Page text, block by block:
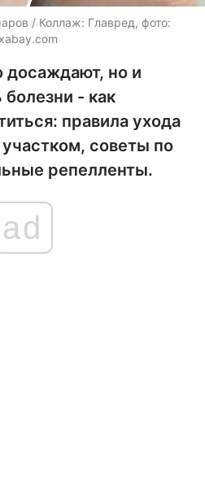
/ Коллаж: Главред, фото:
досаждают, но и
- как
правила ухода
советы по
репелленты.
ad